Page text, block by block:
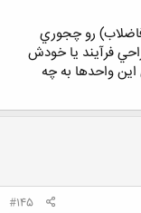
رو چجوري
فرآيند يا خودش
واحدها به چه
#145